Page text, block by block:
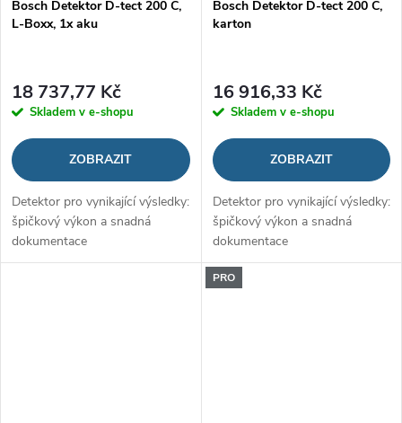
Bosch Detektor D-tect 200 C,
L-Boxx, 1x aku
18 737,77 Kč
Skladem v e-shopu
ZOBRAZIT
Detektor pro vynikající výsledky:
špičkový výkon a snadná
dokumentace
Bosch Detektor D-tect 200 C,
karton
16 916,33 Kč
Skladem v e-shopu
ZOBRAZIT
Detektor pro vynikající výsledky:
špičkový výkon a snadná
dokumentace
PRO